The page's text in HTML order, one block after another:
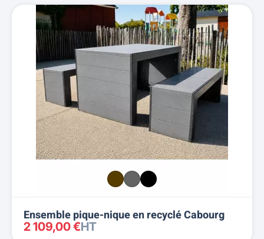
Ensemble pique-nique en recyclé Cabourg
2 109,00 €HT